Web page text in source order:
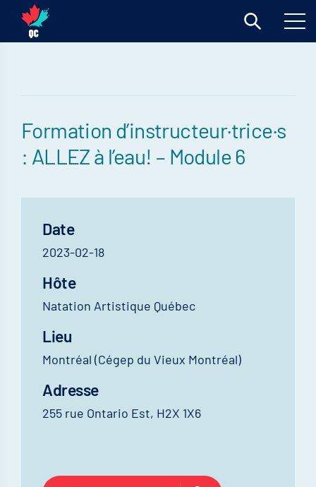
Formation d’instructeur·trice·s
: ALLEZ à l’eau! – Module 6
Date
2023-02-18
Hôte
Natation Artistique Québec
Lieu
Montréal (Cégep du Vieux Montréal)
Adresse
255 rue Ontario Est, H2X 1X6